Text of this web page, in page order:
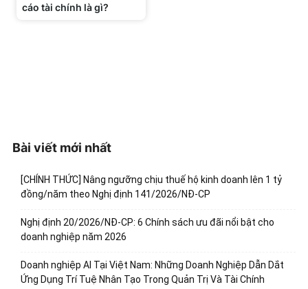
cáo tài chính là gì?
Bài viết mới nhất
[CHÍNH THỨC] Nâng ngưỡng chịu thuế hộ kinh doanh lên 1 tỷ
đồng/năm theo Nghị định 141/2026/NĐ-CP
Nghị định 20/2026/NĐ-CP: 6 Chính sách ưu đãi nổi bật cho
doanh nghiệp năm 2026
Doanh nghiệp AI Tại Việt Nam: Những Doanh Nghiệp Dẫn Dắt
Ứng Dụng Trí Tuệ Nhân Tạo Trong Quản Trị Và Tài Chính